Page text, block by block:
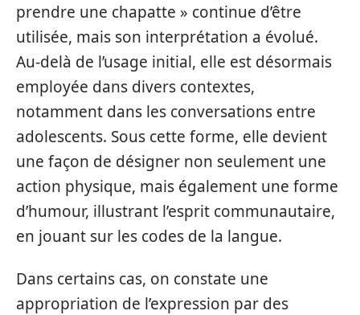
prendre une chapatte » continue d’être
utilisée, mais son interprétation a évolué.
Au-delà de l’usage initial, elle est désormais
employée dans divers contextes,
notamment dans les conversations entre
adolescents. Sous cette forme, elle devient
une façon de désigner non seulement une
action physique, mais également une forme
d’humour, illustrant l’esprit communautaire,
en jouant sur les codes de la langue.
Dans certains cas, on constate une
appropriation de l’expression par des